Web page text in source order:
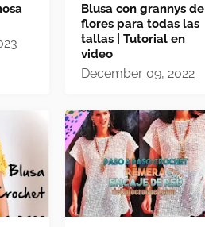
Blusa con grannys de
flores para todas las
tallas | Tutorial en
video
December 09, 2022